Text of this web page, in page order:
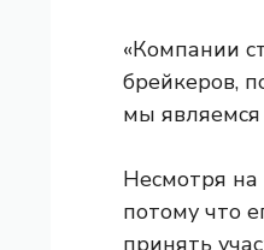
«Компании
брейкеров,
мы
Несмотря на
потому что
принять